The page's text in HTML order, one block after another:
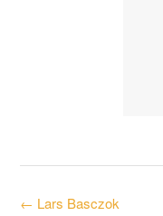
Post
← Lars Basczok